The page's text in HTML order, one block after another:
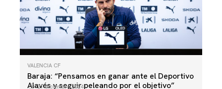
VALENCIA CF
Baraja: “Pensamos en ganar ante el Deportivo
Alavés y seguir peleando por el objetivo”
21 diciembre 2024